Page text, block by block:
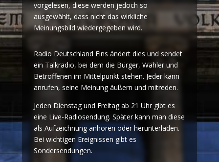
vorgelesen, diese werden jedoch so
ausgewählt, dass nicht das wirkliche
Meinungsbild wiedergegeben wird.
Radio Deutschland Eins ändert dies und sendet
ein Talkradio, bei dem die Bürger, Wähler und
Betroffenen im Mittelpunkt stehen. Jeder kann
anrufen, seine Meinung äußern und mitreden.
Jeden Dienstag und Freitag ab 21 Uhr gibt es
eine Live-Radiosendung. Später kann man diese
als Aufzeichnung anhören oder herunterladen.
Bei wichtigen Ereignissen gibt es
Sondersendungen.